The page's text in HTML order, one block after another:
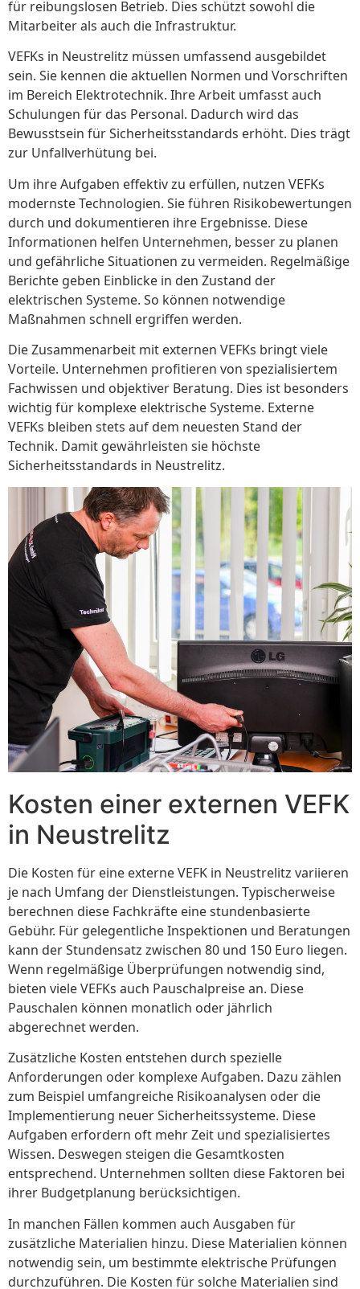
für reibungslosen Betrieb. Dies schützt sowohl die
Mitarbeiter als auch die Infrastruktur.
VEFKs in Neustrelitz müssen umfassend ausgebildet
sein. Sie kennen die aktuellen Normen und Vorschriften
im Bereich Elektrotechnik. Ihre Arbeit umfasst auch
Schulungen für das Personal. Dadurch wird das
Bewusstsein für Sicherheitsstandards erhöht. Dies trägt
zur Unfallverhütung bei.
Um ihre Aufgaben effektiv zu erfüllen, nutzen VEFKs
modernste Technologien. Sie führen Risikobewertungen
durch und dokumentieren ihre Ergebnisse. Diese
Informationen helfen Unternehmen, besser zu planen
und gefährliche Situationen zu vermeiden. Regelmäßige
Berichte geben Einblicke in den Zustand der
elektrischen Systeme. So können notwendige
Maßnahmen schnell ergriffen werden.
Die Zusammenarbeit mit externen VEFKs bringt viele
Vorteile. Unternehmen profitieren von spezialisiertem
Fachwissen und objektiver Beratung. Dies ist besonders
wichtig für komplexe elektrische Systeme. Externe
VEFKs bleiben stets auf dem neuesten Stand der
Technik. Damit gewährleisten sie höchste
Sicherheitsstandards in Neustrelitz.
Kosten einer externen VEFK
in Neustrelitz
Die Kosten für eine externe VEFK in Neustrelitz variieren
je nach Umfang der Dienstleistungen. Typischerweise
berechnen diese Fachkräfte eine stundenbasierte
Gebühr. Für gelegentliche Inspektionen und Beratungen
kann der Stundensatz zwischen 80 und 150 Euro liegen.
Wenn regelmäßige Überprüfungen notwendig sind,
bieten viele VEFKs auch Pauschalpreise an. Diese
Pauschalen können monatlich oder jährlich
abgerechnet werden.
Zusätzliche Kosten entstehen durch spezielle
Anforderungen oder komplexe Aufgaben. Dazu zählen
zum Beispiel umfangreiche Risikoanalysen oder die
Implementierung neuer Sicherheitssysteme. Diese
Aufgaben erfordern oft mehr Zeit und spezialisiertes
Wissen. Deswegen steigen die Gesamtkosten
entsprechend. Unternehmen sollten diese Faktoren bei
ihrer Budgetplanung berücksichtigen.
In manchen Fällen kommen auch Ausgaben für
zusätzliche Materialien hinzu. Diese Materialien können
notwendig sein, um bestimmte elektrische Prüfungen
durchzuführen. Die Kosten für solche Materialien sind